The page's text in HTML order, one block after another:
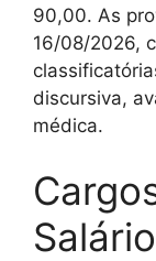
90,00. As
16/08/2026,
discursiva,
médica.